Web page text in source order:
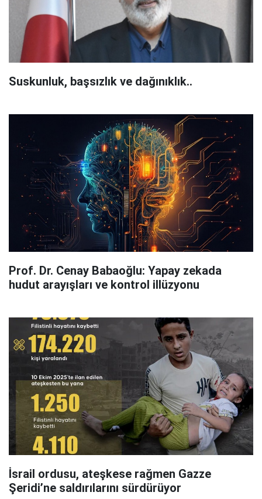
Suskunluk, başsızlık ve dağınıklık..
Prof. Dr. Cenay Babaoğlu: Yapay zekada
hudut arayışları ve kontrol illüzyonu
İsrail ordusu, ateşkese rağmen Gazze
Şeridi’ne saldırılarını sürdürüyor